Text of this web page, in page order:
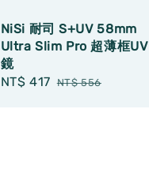
NiSi 耐司 S+UV 58mm
Ultra Slim Pro 超薄框UV
鏡
Sale
NT$ 417 Regular
NT$ 556